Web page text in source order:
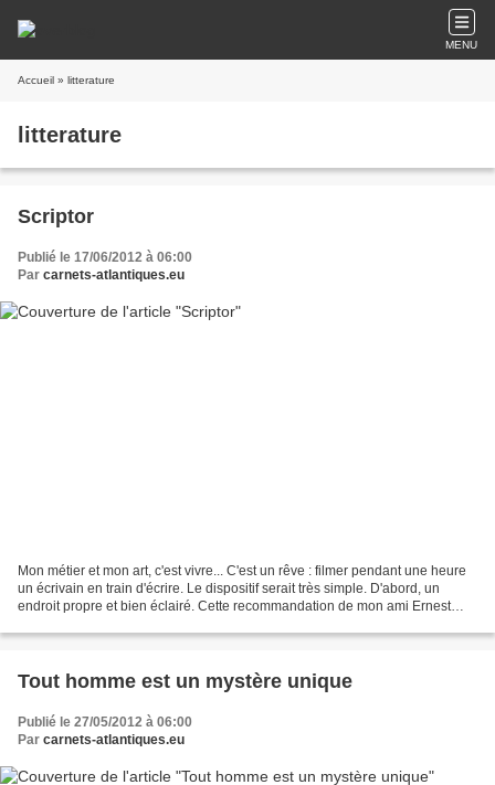
MENU
Accueil » litterature
litterature
Scriptor
Publié le 17/06/2012 à 06:00
Par carnets-atlantiques.eu
Mon métier et mon art, c'est vivre... C'est un rêve : filmer pendant une heure
un écrivain en train d'écrire. Le dispositif serait très simple. D'abord, un
endroit propre et bien éclairé. Cette recommandation de mon ami Ernest
Tout homme est un mystère unique
Publié le 27/05/2012 à 06:00
Par carnets-atlantiques.eu